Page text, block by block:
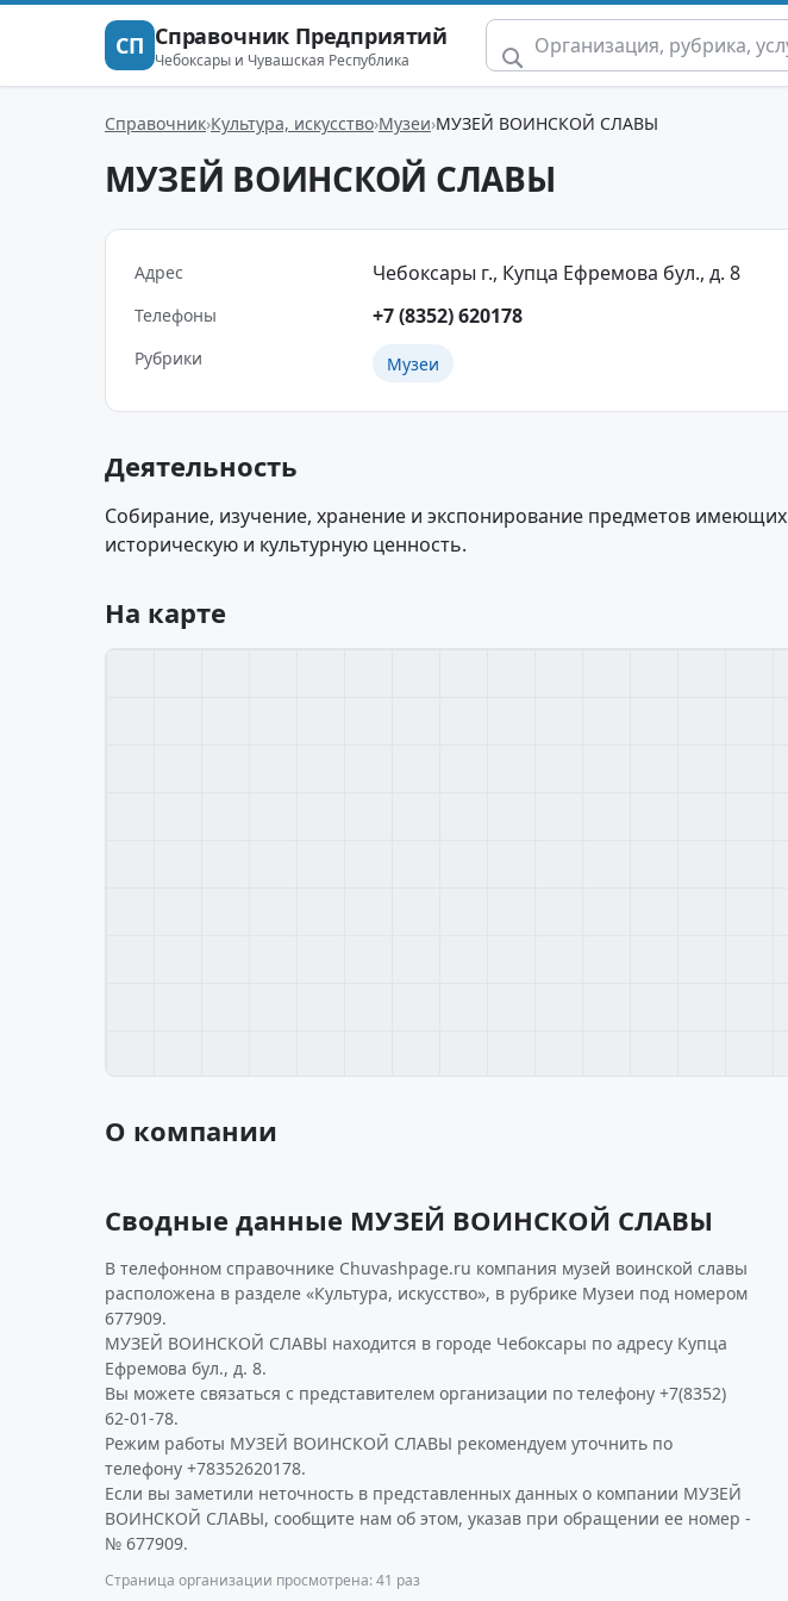
СП Справочник Предприятий
Чебоксары и Чувашская Республика
Справочник Культура, искусство Музеи МУЗЕЙ ВОИНСКОЙ СЛАВЫ
МУЗЕЙ ВОИНСКОЙ СЛАВЫ
Адрес Чебоксары г., Купца Ефремова бул., д. 8
Телефоны +7 (8352) 620178
Рубрики Музеи
Деятельность
Собирание, изучение, хранение и экспонирование предметов имеющих
историческую и культурную ценность.
На карте
О компании
Сводные данные МУЗЕЙ ВОИНСКОЙ СЛАВЫ
В телефонном справочнике Chuvashpage.ru компания музей воинской славы
расположена в разделе «Культура, искусство», в рубрике Музеи под номером
677909.
МУЗЕЙ ВОИНСКОЙ СЛАВЫ находится в городе Чебоксары по адресу Купца
Ефремова бул., д. 8.
Вы можете связаться с представителем организации по телефону +7(8352)
62-01-78.
Режим работы МУЗЕЙ ВОИНСКОЙ СЛАВЫ рекомендуем уточнить по
телефону +78352620178.
Если вы заметили неточность в представленных данных о компании МУЗЕЙ
ВОИНСКОЙ СЛАВЫ, сообщите нам об этом, указав при обращении ее номер -
№ 677909.
Страница организации просмотрена: 41 раз